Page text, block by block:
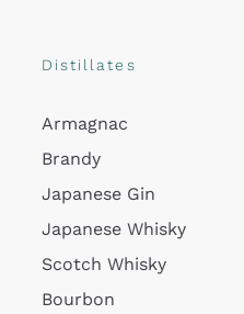
Distillates
Armagnac
Brandy
Japanese Gin
Japanese Whisky
Scotch Whisky
Bourbon